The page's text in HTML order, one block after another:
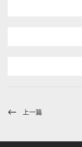
上一篇